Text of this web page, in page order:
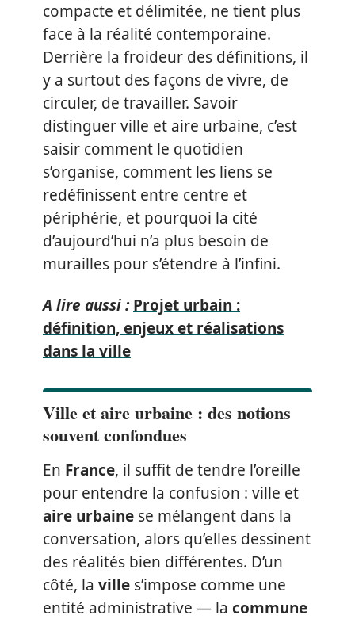
compacte et délimitée, ne tient plus
face à la réalité contemporaine.
Derrière la froideur des définitions, il
y a surtout des façons de vivre, de
circuler, de travailler. Savoir
distinguer ville et aire urbaine, c’est
saisir comment le quotidien
s’organise, comment les liens se
redéfinissent entre centre et
périphérie, et pourquoi la cité
d’aujourd’hui n’a plus besoin de
murailles pour s’étendre à l’infini.
A lire aussi : Projet urbain :
définition, enjeux et réalisations
dans la ville
Ville et aire urbaine : des notions
souvent confondues
En France, il suffit de tendre l’oreille
pour entendre la confusion : ville et
aire urbaine se mélangent dans la
conversation, alors qu’elles dessinent
des réalités bien différentes. D’un
côté, la ville s’impose comme une
entité administrative — la commune